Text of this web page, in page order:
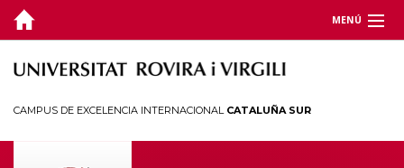
MENÚ
DEPARTAMENTO
INVESTIGACIÓN
CAMPUS DE EXCELENCIA INTERNACIONAL CATALUÑA SUR